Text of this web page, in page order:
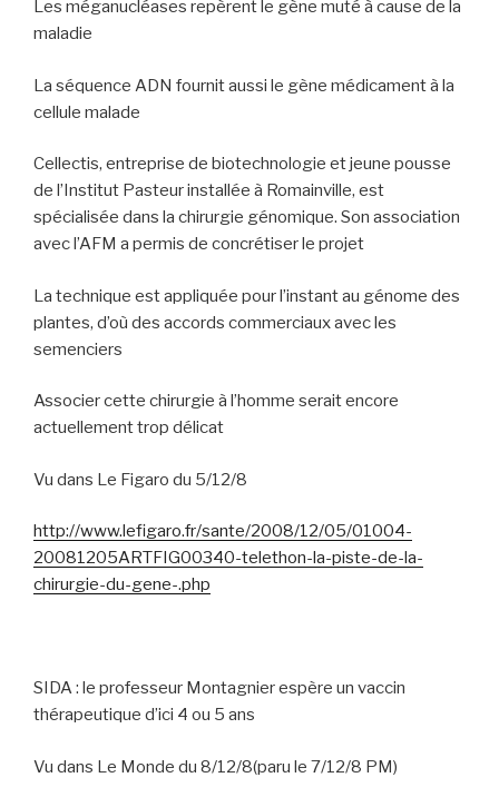
Les méganucléases repèrent le gène muté à cause de la
maladie
La séquence ADN fournit aussi le gène médicament à la
cellule malade
Cellectis, entreprise de biotechnologie et jeune pousse
de l’Institut Pasteur installée à Romainville, est
spécialisée dans la chirurgie génomique. Son association
avec l’AFM a permis de concrétiser le projet
La technique est appliquée pour l’instant au génome des
plantes, d’où des accords commerciaux avec les
semenciers
Associer cette chirurgie à l’homme serait encore
actuellement trop délicat
Vu dans Le Figaro du 5/12/8
http://www.lefigaro.fr/sante/2008/12/05/01004-
20081205ARTFIG00340-telethon-la-piste-de-la-
chirurgie-du-gene-.php
SIDA : le professeur Montagnier espère un vaccin
thérapeutique d’ici 4 ou 5 ans
Vu dans Le Monde du 8/12/8(paru le 7/12/8 PM)